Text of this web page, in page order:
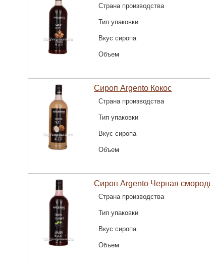
Страна производства
Тип упаковки
Вкус сиропа
Объем
Сироп Argento Кокос
Страна производства
Тип упаковки
Вкус сиропа
Объем
Сироп Argento Черная
Страна производства
Тип упаковки
Вкус сиропа
Объем